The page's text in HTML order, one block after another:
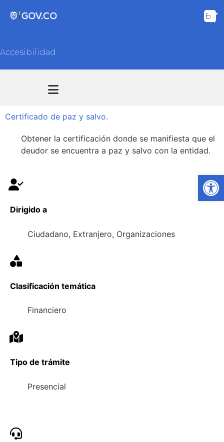
Accesibilidad
Certificado de paz y salvo.
Obtener la certificación donde se manifiesta que el
deudor se encuentra a paz y salvo con la entidad.
Dirigido a
Ciudadano, Extranjero, Organizaciones
Clasificación temática
Financiero
Tipo de trámite
Presencial